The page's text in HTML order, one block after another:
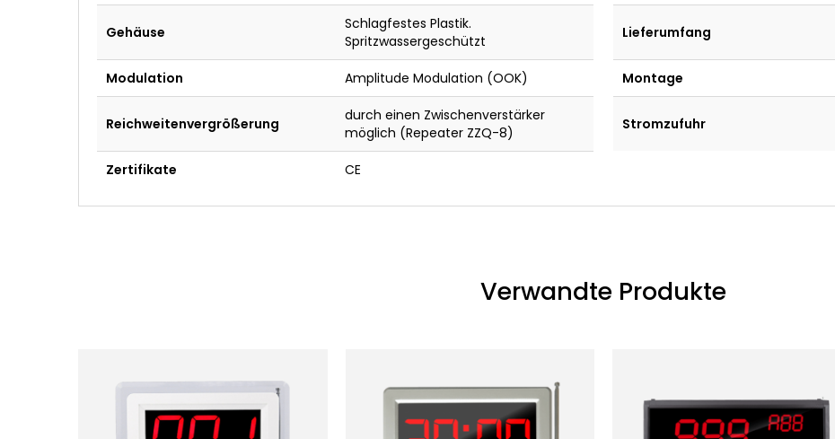
Gehäuse
Schlagfestes Plastik.
Spritzwassergeschützt
Lieferumfang
Modulation Amplitude Modulation (OOK) Montage
Reichweitenvergrößerung
durch einen Zwischenverstärker
möglich (Repeater ZZQ-8)
Stromzufuhr
Zertifikate CE
Verwandte Produkte